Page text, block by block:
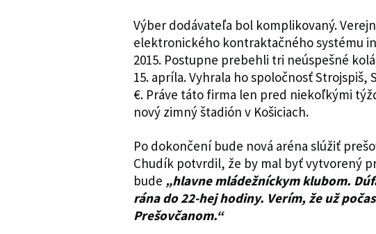
Výber dodávateľa bol komplikovaný.
elektronického kontraktačného systému
2015. Postupne prebehli tri neúspešné
15. apríla. Vyhrala ho spoločnosť Strojspiš,
€. Práve táto firma len pred niekoľkými
nový zimný štadión v Košiciach.
Po dokončení bude nová aréna slúžiť
Chudík potvrdil, že by mal byť vytvorený
bude „hlavne mládežníckym klubom.
rána do 22-hej hodiny. Verím, že už
Prešovčanom.“